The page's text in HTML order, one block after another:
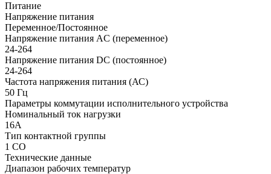
Питание
Напряжение питания
Переменное/Постоянное
Напряжение питания AC (переменное)
24-264
Напряжение питания DC (постоянное)
24-264
Частота напряжения питания (АС)
50 Гц
Параметры коммутации исполнительного устройства
Номинальный ток нагрузки
16А
Тип контактной группы
1 СO
Технические данные
Диапазон рабочих температур